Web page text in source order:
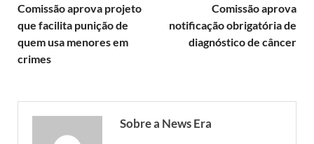
Comissão aprova projeto
que facilita punição de
quem usa menores em
crimes
Comissão aprova
notificação obrigatória de
diagnóstico de câncer
Sobre a News Era